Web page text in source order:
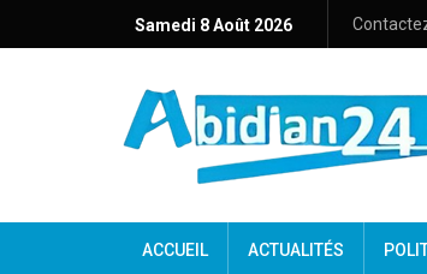
Samedi 8 Août 2026
ACCUEIL ACTUALITÉS